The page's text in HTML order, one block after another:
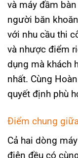
và máy đầm
người băn
với nhu cầu thi
và nhược điểm
dụng mà khách
nhất. Cùng
quyết định phù
Điểm chung
Cả hai dòng
điện đều có